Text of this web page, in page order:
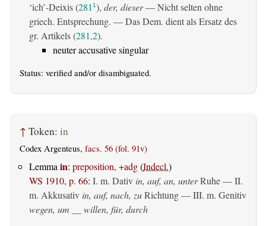
‘ich’-Deixis (281 1), der, dieser— Nicht selten ohne
griech. Entsprechung. — Das Dem. dient als Ersatz des
gr. Artikels (281,2).
neuter accusative singular
Status: verified and/or disambiguated.
↑ Token: in
Codex Argenteus, facs. 56 (fol. 91v)
Lemmain: preposition, +adg(Indecl.)
WS 1910, p. 66: I. m. Dativ in, auf, an, unterRuhe — II.
m. Akkusativ in, auf, nach, zuRichtung — III. m. Genitiv
wegen, um __ willen, für, durch